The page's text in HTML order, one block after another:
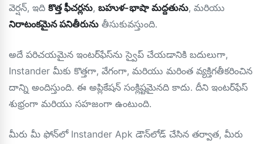
వెర్షన్, ఇది కొత్త ఫీచర్లను, బహుళ-భాషా మద్దతును, మరియు
నిరాటంకమైన పనితీరును తీసుకువస్తుంది.
అదే పరిచయమైన ఇంటర్‌ఫేస్‌ను స్వైప్ చేయడానికి బదులుగా,
Instander మీకు కొత్తగా, వేగంగా, మరియు మరింత వ్యక్తిగతీకరించిన
దాన్ని అందిస్తుంది. ఈ అప్లికేషన్ సంక్లిష్టమైనది కాదు. దీని ఇంటర్‌ఫేస్
శుభ్రంగా మరియు సహజంగా ఉంటుంది.
మీరు మీ ఫోన్‌లో Instander Apk డౌన్‌లోడ్ చేసిన తర్వాత, మీరు